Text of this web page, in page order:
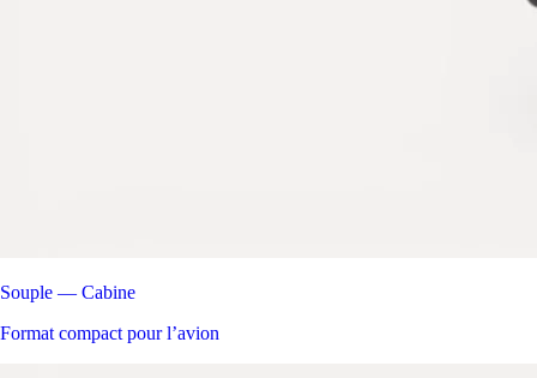
Souple — Cabine
Format compact pour l’avion